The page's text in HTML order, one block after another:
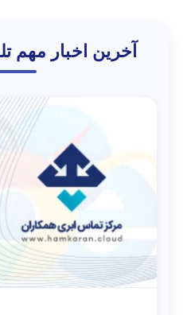
آخرین اخبار مهم